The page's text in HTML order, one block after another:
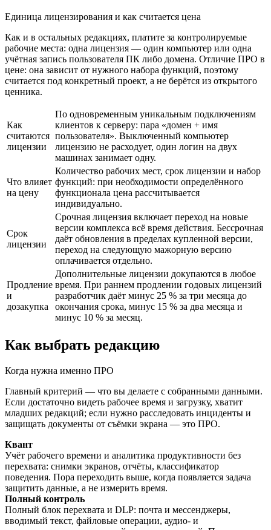
Единица лицензирования и как считается цена
Как и в остальных редакциях, платите за контролируемые
рабочие места: одна лицензия — один компьютер или одна
учётная запись пользователя ПК либо домена. Отличие ПРО в
цене: она зависит от нужного набора функций, поэтому
считается под конкретный проект, а не берётся из открытого
ценника.
Как
считаются
лицензии
По одновременным уникальным подключениям
клиентов к серверу: пара «домен + имя
пользователя». Выключенный компьютер
лицензию не расходует, один логин на двух
машинах занимает одну.
Что влияет
на цену
Количество рабочих мест, срок лицензии и набор
функций: при необходимости определённого
функционала цена рассчитывается
индивидуально.
Срок
лицензии
Срочная лицензия включает переход на новые
версии комплекса всё время действия. Бессрочная
даёт обновления в пределах купленной версии,
переход на следующую мажорную версию
оплачивается отдельно.
Продление
и
дозакупка
Дополнительные лицензии докупаются в любое
время. При раннем продлении годовых лицензий
разработчик даёт минус 25 % за три месяца до
окончания срока, минус 15 % за два месяца и
минус 10 % за месяц.
Как выбрать редакцию
Когда нужна именно ПРО
Главный критерий — что вы делаете с собранными данными.
Если достаточно видеть рабочее время и загрузку, хватит
младших редакций; если нужно расследовать инциденты и
защищать документы от съёмки экрана — это ПРО.
Квант
Учёт рабочего времени и аналитика продуктивности без
перехвата: снимки экранов, отчёты, классификатор
поведения. Пора переходить выше, когда появляется задача
защитить данные, а не измерить время.
Полный контроль
Полный блок перехвата и DLP: почта и мессенджеры,
вводимый текст, файловые операции, аудио- и